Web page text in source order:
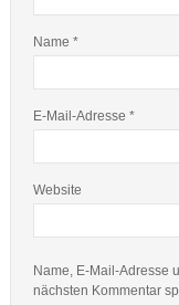
Name *
E-Mail-Adresse *
Website
Name, E-Mail-Adresse
nächsten Kommentar